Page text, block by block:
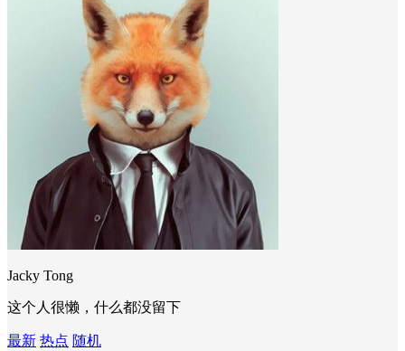
Jacky Tong
这个人很懒，什么都没留下
最新 热点 随机